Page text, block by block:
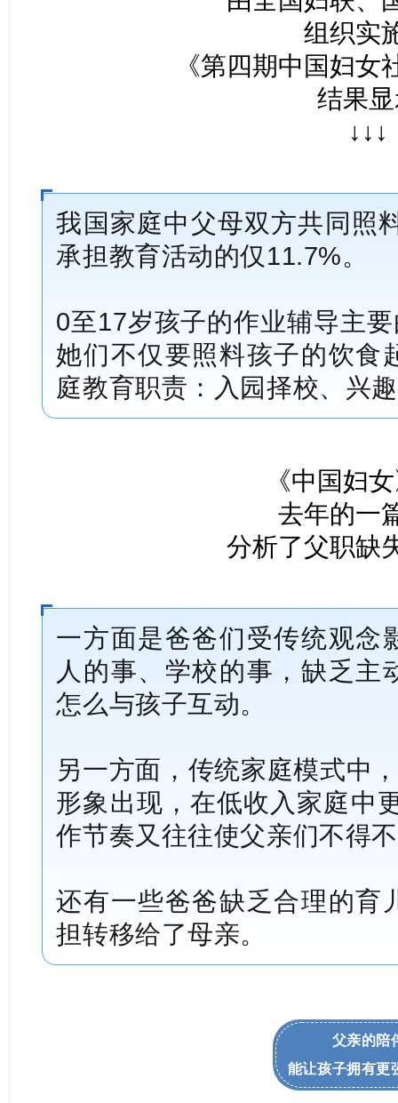
组织实
《第四期中国妇女
结果
↓↓↓
我国家庭中父母双方共同照
承担教育活动的仅11.7%。
0至17岁孩子的作业辅导主
她们不仅要照料孩子的饮食
庭教育职责：入园择校、兴
《中国妇
去年的一
分析了父职缺
一方面是爸爸们受传统观念
人的事、学校的事，缺乏主
怎么与孩子互动。
另一方面，传统家庭模式中
形象出现，在低收入家庭中
作节奏又往往使父亲们不得
还有一些爸爸缺乏合理的育
担转移给了母亲。
父亲的陪
能让孩子拥有更